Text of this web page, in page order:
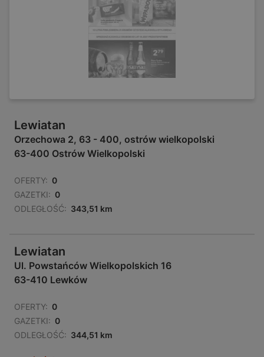
Lewiatan
Orzechowa 2, 63 - 400, ostrów wielkopolski
63-400 Ostrów Wielkopolski
OFERTY: 0
GAZETKI: 0
ODLEGŁOŚĆ: 343,51 km
Lewiatan
Ul. Powstańców Wielkopolskich 16
63-410 Lewków
OFERTY: 0
GAZETKI: 0
ODLEGŁOŚĆ: 344,51 km